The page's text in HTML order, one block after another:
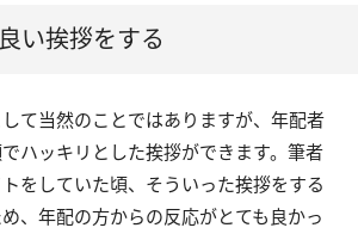
い挨拶をする
て当然のことではありますが、年配者
ハッキリとした挨拶ができます。筆者
をしていた頃、そういった挨拶をする
、年配の方からの反応がとても良かっ